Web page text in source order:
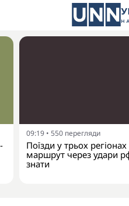
09:19 • 550 перегляди
Поїзди у трьох
маршрут через удари
знати